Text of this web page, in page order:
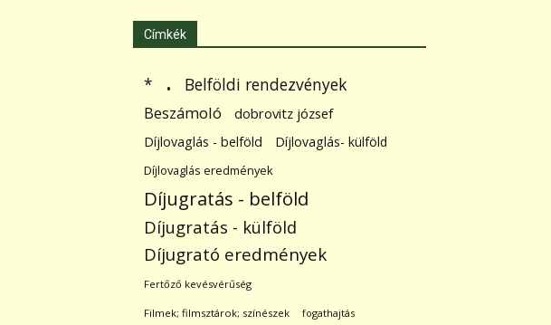
Címkék
* . Belföldi rendezvények
Beszámoló dobrovitz józsef
Díjlovaglás - belföld Díjlovaglás- külföld
Díjlovaglás eredmények
Díjugratás - belföld
Díjugratás - külföld
Díjugrató eredmények
Fertőző kevésvérűség
Filmek; filmsztárok; színészek fogathajtás